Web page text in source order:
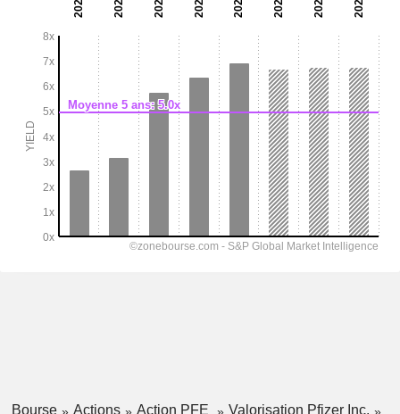
Bourse Actions Action PFE
Valorisation Pfizer Inc.